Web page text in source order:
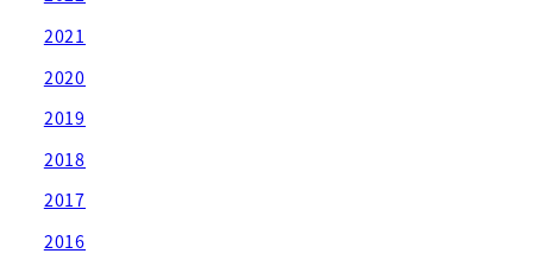
2021
2020
2019
2018
2017
2016